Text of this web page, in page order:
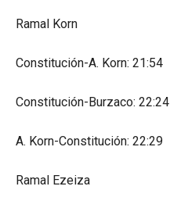
Ramal Korn
Constitución-A. Korn: 21:54
Constitución-Burzaco: 22:24
A. Korn-Constitución: 22:29
Ramal Ezeiza